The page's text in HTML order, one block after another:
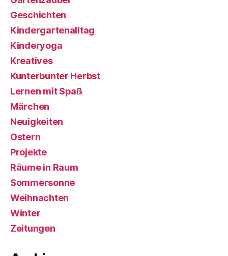
Geschichten
Kindergartenalltag
Kinderyoga
Kreatives
Kunterbunter Herbst
Lernen mit Spaß
Märchen
Neuigkeiten
Ostern
Projekte
Räume in Raum
Sommersonne
Weihnachten
Winter
Zeitungen